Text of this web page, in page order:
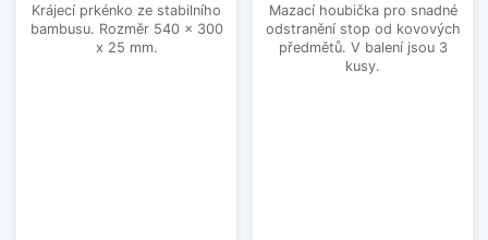
Krájecí prkénko ze stabilního
bambusu. Rozměr 540 x 300
x 25 mm.
Mazací houbička pro snadné
odstranění stop od kovových
předmětů. V balení jsou 3
kusy.